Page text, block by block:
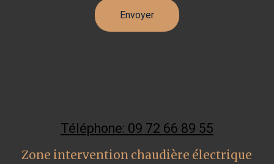
Téléphone: 09 72 66 89 55
Zone intervention chaudière électrique